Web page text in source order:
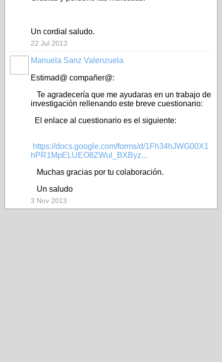
Un cordial saludo.
22 Jul 2013
Manuela Sanz Valenzuela
Estimad@ compañer@:
Te agradecería que me ayudaras en un trabajo de
investigación rellenando este breve cuestionario:
El enlace al cuestionario es el siguiente:
https://docs.google.com/forms/d/1Fh34hJWG00X1
hPR1MpELUEO8ZWul_BXByz...
Muchas gracias por tu colaboración.
Un saludo
3 Nov 2013